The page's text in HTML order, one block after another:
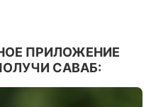
ПРИЛОЖЕНИЕ
ПОЛУЧИ САВАБ: